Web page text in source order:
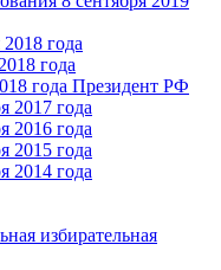
года
года
года Президент РФ
2017 года
2016 года
2015 года
2014 года
избирательная